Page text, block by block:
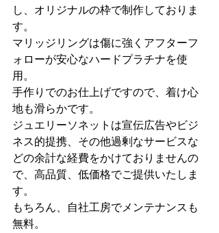
し、オリジナルの枠で制作しておりま
す。
マリッジリングは傷に強くアフターフ
ォローが安心なハードプラチナを使
用。
手作りでのお仕上げですので、着け心
地も滑らかです。
ジュエリーソネットは宣伝広告やビジ
ネス的提携、その他過剰なサービスな
どの余計な経費をかけておりませんの
で、高品質、低価格でご提供いたしま
す。
もちろん、自社工房でメンテナンスも
無料。